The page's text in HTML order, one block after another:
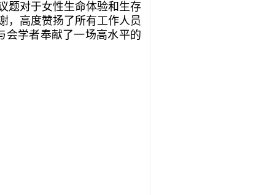
题对于女性生命体验和生存
，高度赞扬了所有工作人员
会学者奉献了一场高水平的